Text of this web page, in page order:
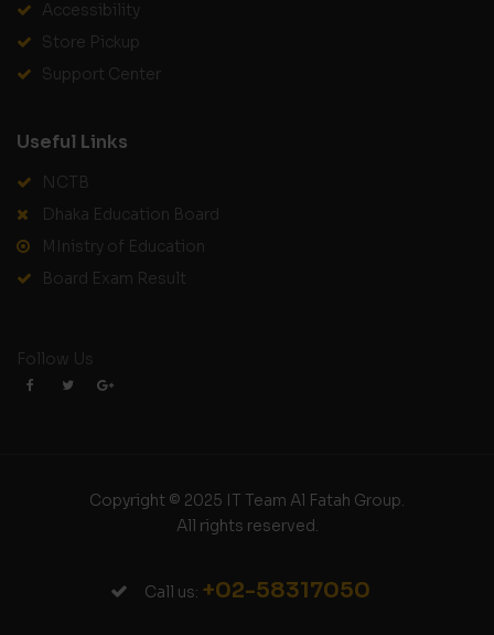
Accessibility
Store Pickup
Support Center
Useful Links
NCTB
Dhaka Education Board
MInistry of Education
Board Exam Result
Follow Us
Copyright © 2025 IT Team Al Fatah Group.
All rights reserved.
Call us: +02-58317050